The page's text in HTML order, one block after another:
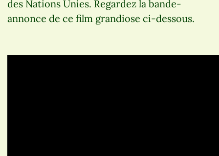
des Nations Unies. Regardez la bande-
annonce de ce film grandiose ci-dessous.